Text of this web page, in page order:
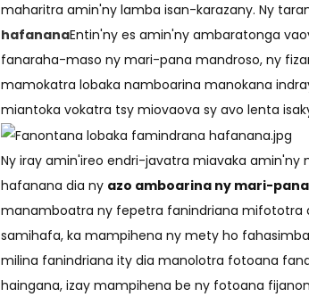
maharitra amin'ny lamba isan-karazany. Ny
hafananaEntin'ny es amin'ny ambaratonga
fanaraha-maso ny mari-pana mandroso, ny
mamokatra lobaka namboarina manokana
miantoka vokatra tsy miovaova sy avo lenta
Ny iray amin'ireo endri-javatra miavaka
hafanana dia ny azo amboarina ny mari-
manamboatra ny fepetra fanindriana mifototra
samihafa, ka mampihena ny mety ho
milina fanindriana ity dia manolotra fotoana
haingana, izay mampihena be ny fotoana